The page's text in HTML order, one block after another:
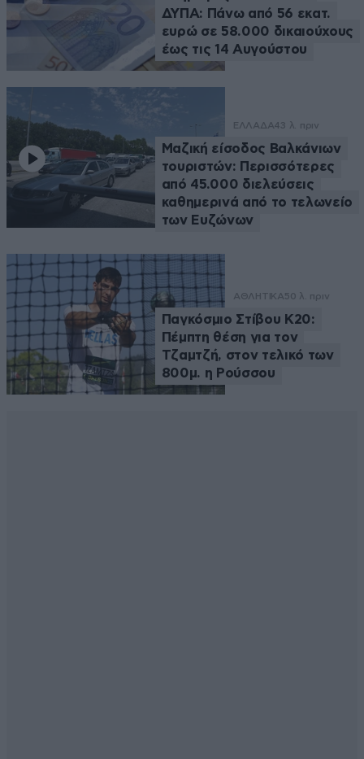
ΔΥΠΑ: Πάνω από 56 εκατ.
ευρώ σε 58.000 δικαιούχους
έως τις 14 Αυγούστου
ΕΛΛΑΔΑ43 λ. πριν
Μαζική είσοδος Βαλκάνιων
τουριστών: Περισσότερες
από 45.000 διελεύσεις
καθημερινά από το τελωνείο
των Ευζώνων
ΑΘΛΗΤΙΚΑ50 λ. πριν
Παγκόσμιο Στίβου Κ20:
Πέμπτη θέση για τον
Τζαμτζή, στον τελικό των
800μ. η Ρούσσου